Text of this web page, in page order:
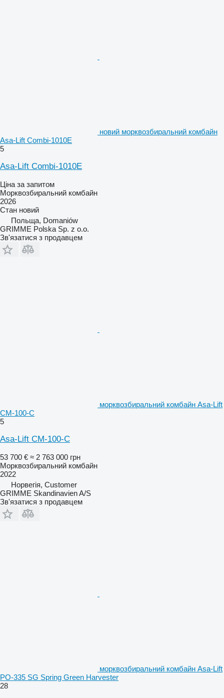
новий морквозбиральний комбайн
Asa-Lift Combi-1010E
5
Asa-Lift Combi-1010E
Ціна за запитом
Морквозбиральний комбайн
2026
Стан новий
Польща, Domaniów
GRIMME Polska Sp. z o.o.
Зв'язатися з продавцем
морквозбиральний комбайн Asa-Lift
CM-100-C
5
Asa-Lift CM-100-C
53 700 € ≈ 2 763 000 грн
Морквозбиральний комбайн
2022
Норвегія, Customer
GRIMME Skandinavien A/S
Зв'язатися з продавцем
морквозбиральний комбайн Asa-Lift
PO-335 SG Spring Green Harvester
28